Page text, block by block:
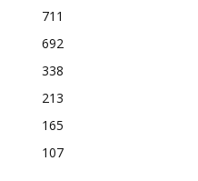
711
692
338
213
165
107